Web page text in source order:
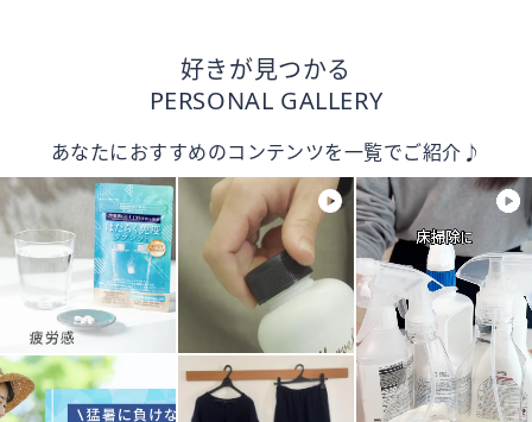
好きが見つかる
PERSONAL GALLERY
あなたにおすすめのコンテンツを一覧でご紹介♪